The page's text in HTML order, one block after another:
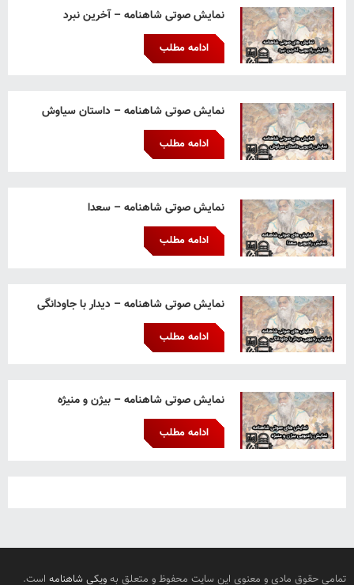
نمایش صوتی شاهنامه – آخرین نبرد
ادامه مطلب
نمایش صوتی شاهنامه – داستان سیاوش
ادامه مطلب
نمایش صوتی شاهنامه – سعدا
ادامه مطلب
نمایش صوتی شاهنامه – دیدار با جاودانگی
ادامه مطلب
نمایش صوتی شاهنامه – بیژن و منیژه
ادامه مطلب
تمامی حقوق مادی و معنوی این سایت محفوظ و متعلق به ویکی شاهنامه است.